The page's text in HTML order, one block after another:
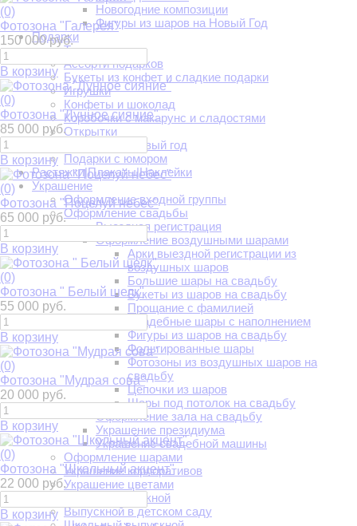
Новогодние композиции
Фигуры из шаров на Новый Год
Подарки
Тортики
Ассорти подарков
Букеты из конфет и сладкие подарки
Игрушки
Конфеты и шоколад
Коробочки с макарунс и сладостями
Открытки
Подарки на Новый год
Подарки с юмором
Растяжки|Плакаты|Наклейки
Украшение
Оформление входной группы
Оформление свадьбы
Выездная регистрация
Оформление воздушными шарами
Арки выездной регистрации из
воздушных шаров
Большие шары на свадьбу
Букеты из шаров на свадьбу
Прощание с фамилией
Свадебные шары с наполнением
Фигуры из шаров на свадьбу
Фольгированные шары
Фотозоны из воздушных шаров на
свадьбу
Цепочки из шаров
Шары под потолок на свадьбу
Оформление зала на свадьбу
Украшение президиума
Украшение свадебной машины
Оформление шарами
Украшение корпоративов
Украшение цветами
Украшение на выпускной
Выпускной в детском саду
(0)
Фотозона "Галерея"
150 000 руб.
В корзину
(0)
Фотозона "Лунное сияние"
85 000 руб.
В корзину
(0)
Фотозона "Поцелуй небес"
65 000 руб.
В корзину
(0)
Фотозона " Белый шелк"
55 000 руб.
В корзину
(0)
Фотозона "Мудрая сова"
20 000 руб.
В корзину
(0)
Фотозона "Школьный акцент"
22 000 руб.
В корзину